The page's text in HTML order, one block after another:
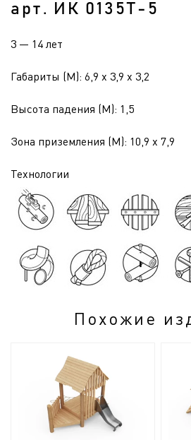
арт. ИК 0135Т-5
3 — 14 лет
Габариты (М): 6,9 x 3,9 x 3,2
Высота падения (М): 1,5
Зона приземления (М): 10,9 x 7,9
Технологии
Похожие